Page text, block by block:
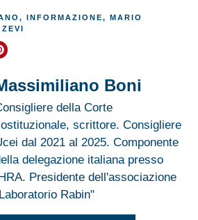
, INFORMAZIONE,
MARIO
Boni
della Corte
scrittore. Consigliere
dal 2021 al 2025. Componente
delegazione italiana presso
Presidente dell'associazione
Rabin"